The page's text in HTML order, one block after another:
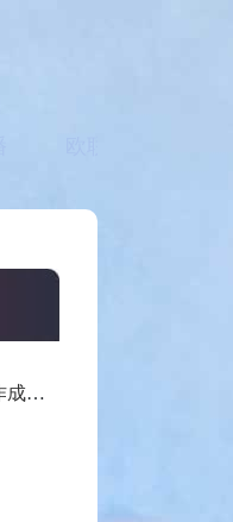
世界杯换人告别纸牌：第四官员用平板操作成新规